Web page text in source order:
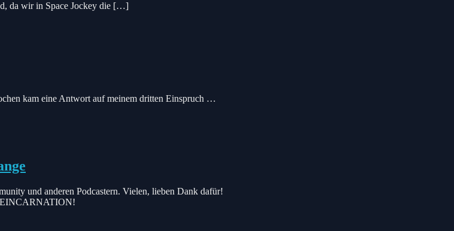
da wir in Space Jockey die […]
kam eine Antwort auf meinem dritten Einspruch …
und anderen Podcastern. Vielen, lieben Dank dafür!